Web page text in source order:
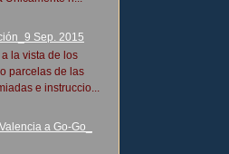
Sep. 2015
la vista de los
parcelas de las
e instruccio...
a Go-Go_